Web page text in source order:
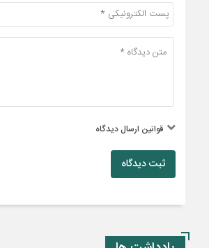
قوانین ارسال دیدگاه
ثبت دیدگاه